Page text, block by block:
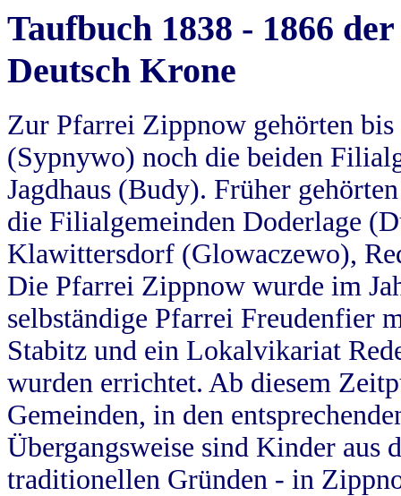
Taufbuch 1838 - 1866
Deutsch Krone
Zur Pfarrei Zippnow gehörten
(Sypnywo) noch die beiden
Jagdhaus (Budy). Früher
die Filialgemeinden Doderlage
Klawittersdorf (Glowaczewo),
Die Pfarrei Zippnow wurde im
selbständige Pfarrei Freudenfier
Stabitz und ein Lokalvikariat
wurden errichtet. Ab diesem
Gemeinden, in den
Übergangsweise sind Kinder aus
traditionellen Gründen - in